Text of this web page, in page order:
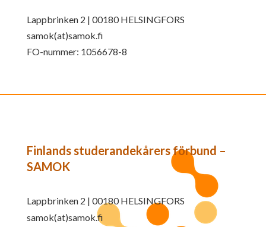
Lappbrinken 2 | 00180 HELSINGFORS
samok(at)samok.fi
FO-nummer: 1056678-8
Finlands studerandekårers förbund –
SAMOK
Lappbrinken 2 | 00180 HELSINGFORS
samok(at)samok.fi